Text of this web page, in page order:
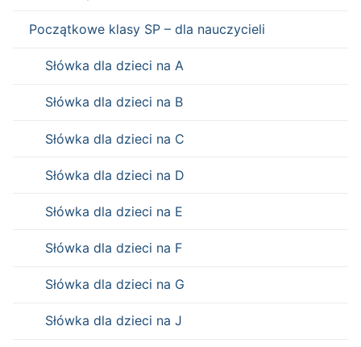
Początkowe klasy SP – dla nauczycieli
Słówka dla dzieci na A
Słówka dla dzieci na B
Słówka dla dzieci na C
Słówka dla dzieci na D
Słówka dla dzieci na E
Słówka dla dzieci na F
Słówka dla dzieci na G
Słówka dla dzieci na J